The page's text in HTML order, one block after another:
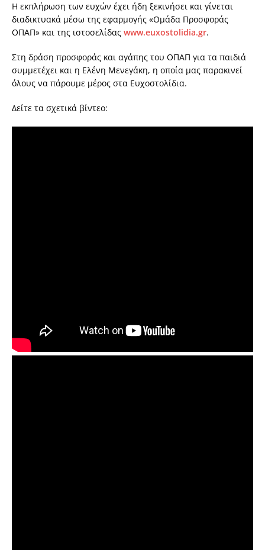
Η εκπλήρωση των ευχών έχει ήδη ξεκινήσει και γίνεται
διαδικτυακά μέσω της εφαρμογής «Ομάδα Προσφοράς
ΟΠΑΠ» και της ιστοσελίδας www.euxostolidia.gr.
Στη δράση προσφοράς και αγάπης του ΟΠΑΠ για τα παιδιά
συμμετέχει και η Ελένη Μενεγάκη, η οποία μας παρακινεί
όλους να πάρουμε μέρος στα Ευχοστολίδια.
Δείτε τα σχετικά βίντεο: